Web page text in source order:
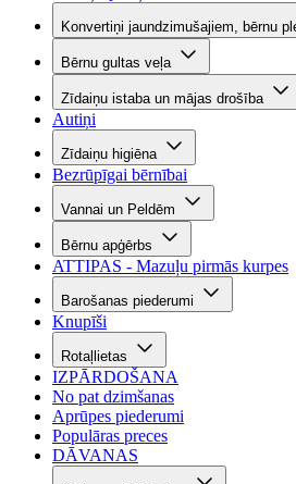
Konvertiņi jaundzimušajiem, bērnu
Bērnu gultas veļa
Zīdaiņu istaba un mājas drošība
Autiņi
Zīdaiņu higiēna
Bezrūpīgai bērnībai
Vannai un Peldēm
Bērnu apģērbs
ATTIPAS - Mazuļu pirmās kurpes
Barošanas piederumi
Knupīši
Rotaļlietas
IZPĀRDOŠANA
No pat dzimšanas
Aprūpes piederumi
Populāras preces
DĀVANAS